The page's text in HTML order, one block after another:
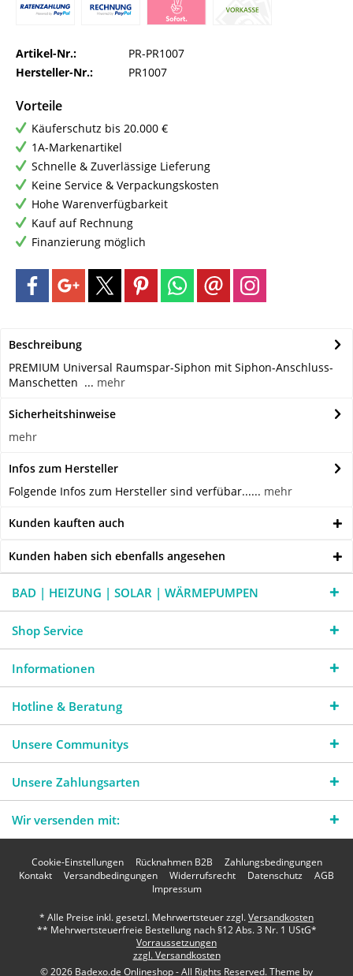
Artikel-Nr.:
PR-PR1007
Hersteller-Nr.:
PR1007
Vorteile
Käuferschutz bis 20.000 €
1A-Markenartikel
Schnelle & Zuverlässige Lieferung
Keine Service & Verpackungskosten
Hohe Warenverfügbarkeit
Kauf auf Rechnung
Finanzierung möglich
Beschreibung
PREMIUM Universal Raumspar-Siphon mit Siphon-Anschluss-
Manschetten ... mehr
Sicherheitshinweise
mehr
Infos zum Hersteller
Folgende Infos zum Hersteller sind verfübar...... mehr
Kunden kauften auch
Kunden haben sich ebenfalls angesehen
BAD | HEIZUNG | SOLAR | WÄRMEPUMPEN
Shop Service
Informationen
Hotline & Beratung
Unsere Communitys
Unsere Zahlungsarten
Wir versenden mit:
Cookie-Einstellungen Rücknahmen B2B
Zahlungsbedingungen
Kontakt
Versandbedingungen Widerrufsrecht Datenschutz
AGB
Impressum
* Alle Preise inkl. gesetzl. Mehrwertsteuer zzgl.Versandkosten
** Mehrwertsteuerfreie Bestellung nach §12 Abs. 3 Nr. 1 UStG*
Vorraussetzungen
zzgl. Versandkosten
© 2026 Badexo.de Onlineshop - All Rights Reserved. Theme by